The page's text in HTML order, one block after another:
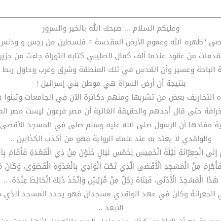
وعليكم السلام ... صبحك الله بالخير والسرور
"طهره الله وعموم الأرض المقدسة = فلسطين من رجس و
من عقود عندما ألف كمال الصليبي كتابه التوراة جاءت من
وعسير وأن القدس في تلك المنطقة وشرق وغرب وحاول ربط
بنتيجة أن أرض السراة هي موطن بني إسرائيل !
بعض من تشربها ومنهم دكاترة الآن في الجامعات وتبنوا
حتى قال أحدهم والحقيقة الغائبة أن مصر فرعون ليست مصر
مفادها أن الرسول صلى الله عليه وسلم صلى في المسجد
والواقدي لا يعتد به عند علماء الرواية فهو من أكذب الكذابين ..
الْجِعِرّانَةِ لَيْلَةَ الْخَمِيسِ لِخَمْسِ لَيَالٍ خَلَوْنَ مِنْ ذِي الْقَعْدَةِ فَأَقَامَ
فَأَحْرَمَ مِنْ الْمَسْجِدِ الْأَقْصَى الّذِي تَحْتَ الْوَادِي بِالْعُدْوَةِ الْقُصْوَى،
هَذَا الْمَسْجِدُ الْأَدْنَى، فَبَنَاهُ رَجُلٌ مِنْ قُرَيْشٍ وَاِتّخَذَ ذَلِكَ الْحَائِطَ عِنْدَهُ. ..
وكان في عهد الواقدي مسجدان فهو يحدد المسجد الذي
الأبعد ..